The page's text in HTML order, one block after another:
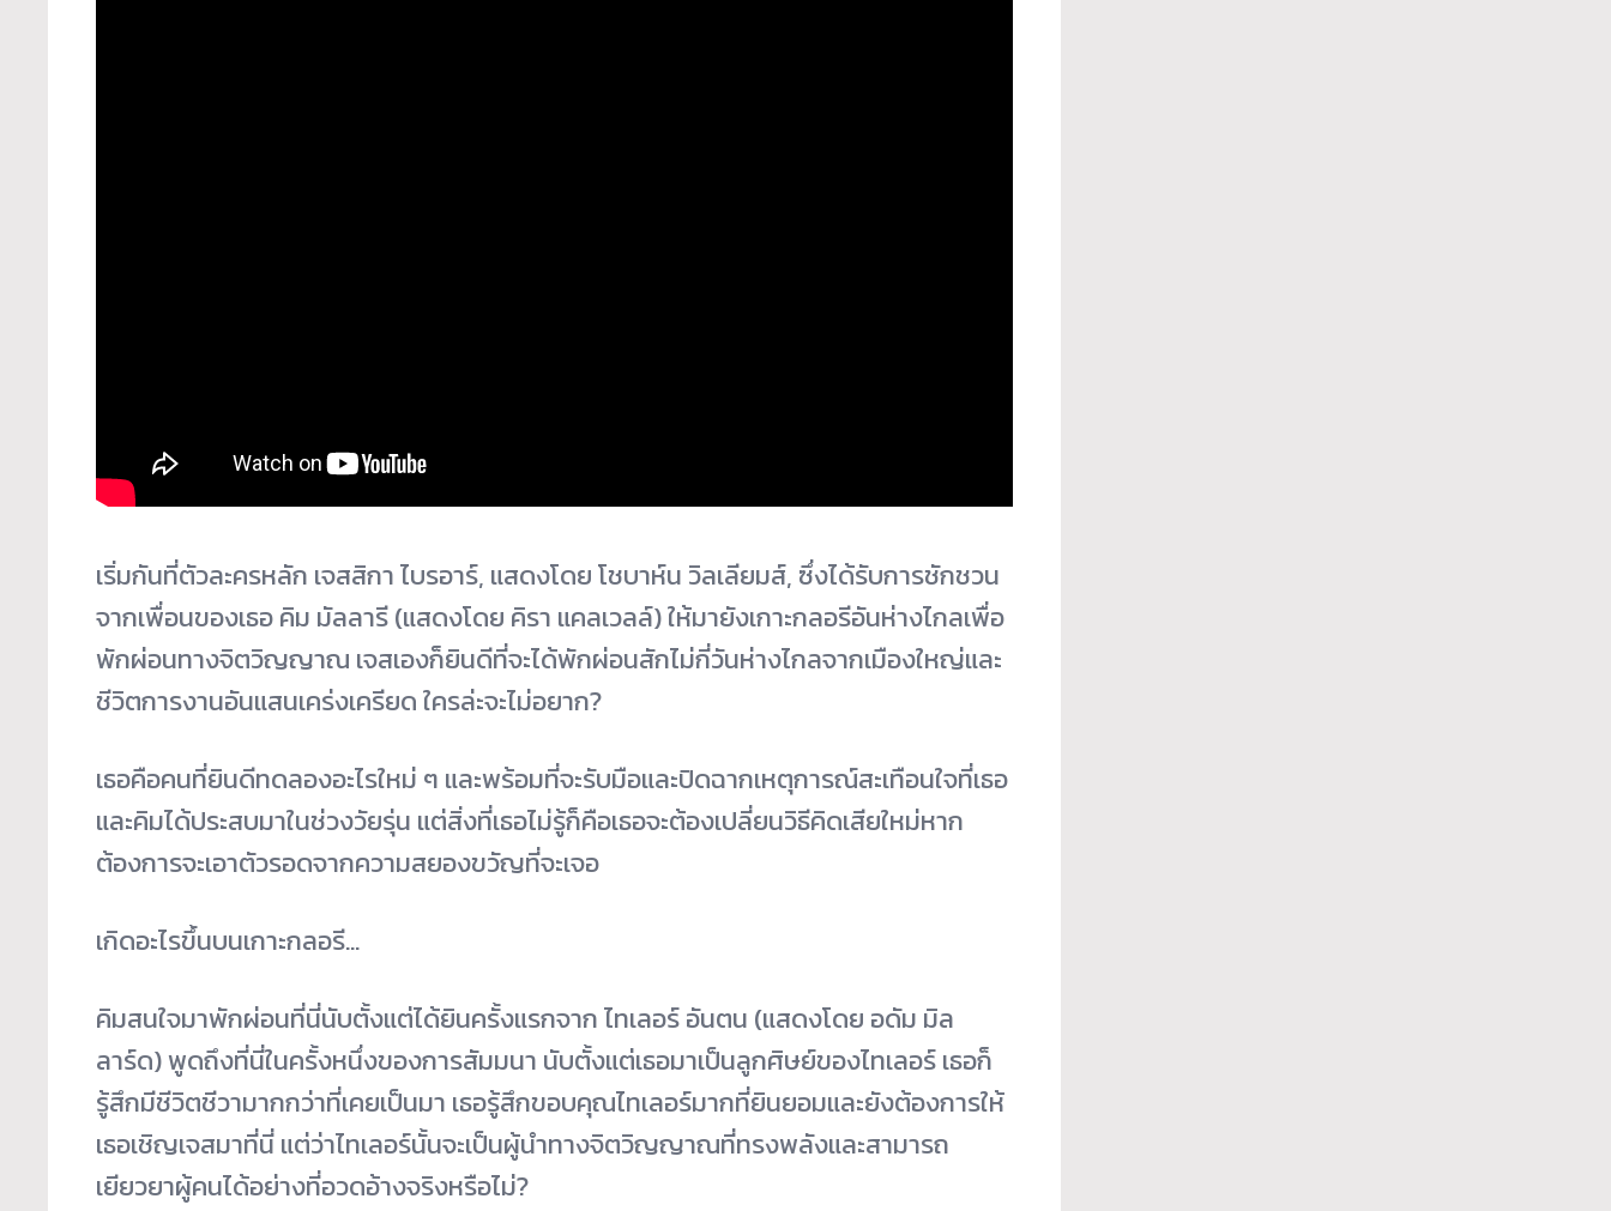
เริ่มกันที่ตัวละครหลัก เจสสิกา ไบรอาร์, แสดงโดย โชบาห์น วิลเลียมส์, ซึ่งได้รับการชักชวน
จากเพื่อนของเธอ คิม มัลลารี (แสดงโดย คิรา แคลเวลล์) ให้มายังเกาะกลอรีอันห่างไกลเพื่อ
พักผ่อนทางจิตวิญญาณ เจสเองก็ยินดีที่จะได้พักผ่อนสักไม่กี่วันห่างไกลจากเมืองใหญ่และ
ชีวิตการงานอันแสนเคร่งเครียด ใครล่ะจะไม่อยาก?
เธอคือคนที่ยินดีทดลองอะไรใหม่ ๆ และพร้อมที่จะรับมือและปิดฉากเหตุการณ์สะเทือนใจที่เธอ
และคิมได้ประสบมาในช่วงวัยรุ่น แต่สิ่งที่เธอไม่รู้ก็คือเธอจะต้องเปลี่ยนวิธีคิดเสียใหม่หาก
ต้องการจะเอาตัวรอดจากความสยองขวัญที่จะเจอ
เกิดอะไรขึ้นบนเกาะกลอรี…
คิมสนใจมาพักผ่อนที่นี่นับตั้งแต่ได้ยินครั้งแรกจาก ไทเลอร์ อันตน (แสดงโดย อดัม มิล
ลาร์ด) พูดถึงที่นี่ในครั้งหนึ่งของการสัมมนา นับตั้งแต่เธอมาเป็นลูกศิษย์ของไทเลอร์ เธอก็
รู้สึกมีชีวิตชีวามากกว่าที่เคยเป็นมา เธอรู้สึกขอบคุณไทเลอร์มากที่ยินยอมและยังต้องการให้
เธอเชิญเจสมาที่นี่ แต่ว่าไทเลอร์นั้นจะเป็นผู้นำทางจิตวิญญาณที่ทรงพลังและสามารถ
เยียวยาผู้คนได้อย่างที่อวดอ้างจริงหรือไม่?